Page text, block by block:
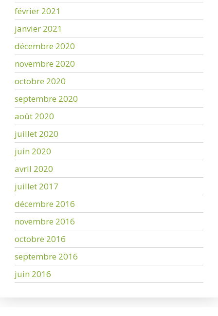
février 2021
janvier 2021
décembre 2020
novembre 2020
octobre 2020
septembre 2020
août 2020
juillet 2020
juin 2020
avril 2020
juillet 2017
décembre 2016
novembre 2016
octobre 2016
septembre 2016
juin 2016